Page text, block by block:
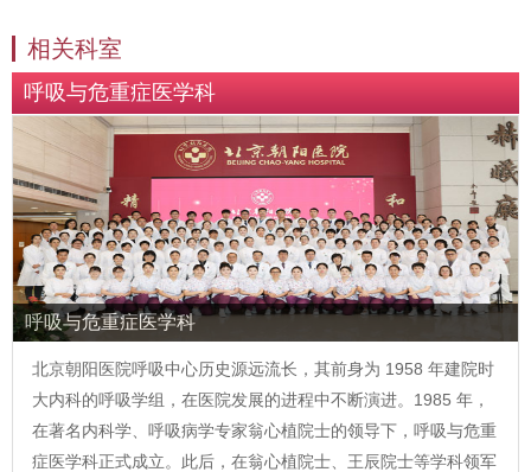
相关科室
呼吸与危重症医学科
呼吸与危重症医学科
北京朝阳医院呼吸中心历史源远流长，其前身为 1958 年建院时
大内科的呼吸学组，在医院发展的进程中不断演进。1985 年，
在著名内科学、呼吸病学专家翁心植院士的领导下，呼吸与危重
症医学科正式成立。此后，在翁心植院士、王辰院士等学科领军